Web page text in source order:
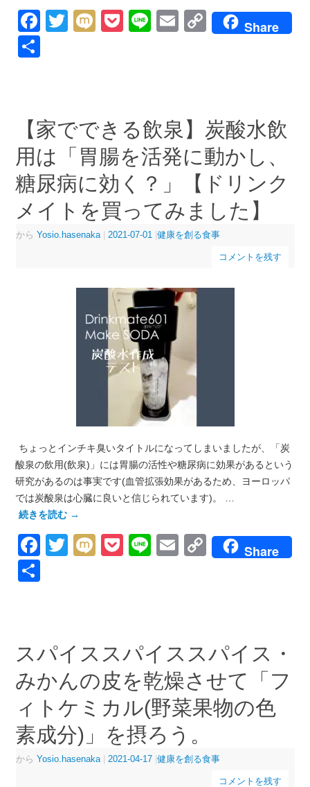
Facebook
Twitter
MixiPocket
LineEmailCopyShare
【家でできる飲泉】炭酸水飲
用は「胃腸を活発に動かし、
糖尿病に効く？」【ドリンク
メイトを買ってみました】
から Yosio.hasenaka | 2021-07-01 |健康を創る食事
コメントを残す
ちょっとインチキ臭いタイトルになってしまいましたが、「炭
酸泉の飲用(飲泉)」には胃腸の活性や糖尿病に効果があるという
研究があるのは事実です(血管拡張効果があるため、ヨーロッパ
では炭酸泉は心臓に良いと信じられています)。 …
続きを読む →
Facebook
Twitter
MixiPocket
LineEmailCopyShare
スパイススパイススパイス・
みかんの皮を乾燥させて「フ
ィトケミカル(野菜果物の色
素成分)」を摂ろう。
から Yosio.hasenaka | 2021-04-17 |健康を創る食事
コメントを残す